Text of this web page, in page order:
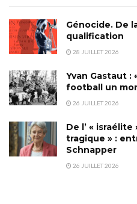
Génocide. De
qualification
28 JUILLET 2026
Yvan Gastaut :
football un
26 JUILLET 2026
De l’ «
tragique » :
Schnapper
26 JUILLET 2026